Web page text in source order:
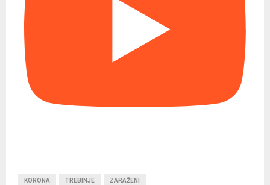
KORONA TREBINJE ZARAŽENI